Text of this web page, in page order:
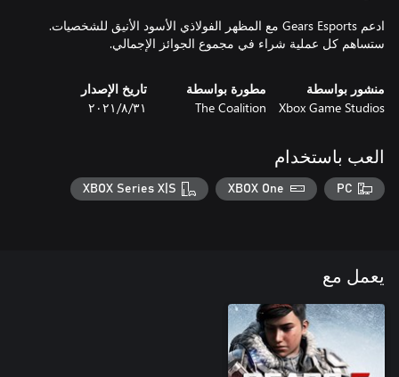
ادعم Gears Esports مع المظهر الفولاذي الأسود الأنيق للشخصيات.
ستساهم كل عملية شراء في مجموع الجوائز الإجمالي.
منشور بواسطة
Xbox Game Studios
مطورة بواسطة
The Coalition
تاريخ الإصدار
٣١‏/٨‏/٢٠٢١
العب باستخدام
PC
XBOX One
XBOX Series X|S
يعمل مع